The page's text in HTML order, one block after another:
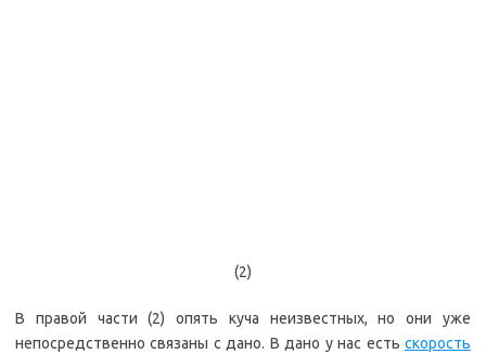
(2)
В правой части (2) опять куча неизвестных, но они уже
непосредственно связаны с дано. В дано у нас есть скорость